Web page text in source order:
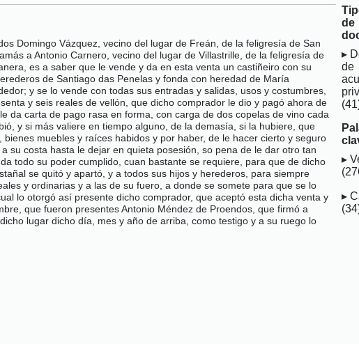
Domingo Vázquez, vecino del lugar de Freán, de la feligresía de San
a Antonio Carnero, vecino del lugar de Villastrille, de la feligresía de
es a saber que le vende y da en esta venta un castiñeiro con su
de Santiago das Penelas y fonda con heredad de María
y se lo vende con todas sus entradas y salidas, usos y costumbres,
y seis reales de vellón, que dicho comprador le dio y pagó ahora de
da carta de pago rasa en forma, con carga de dos copelas de vino cada
y si más valiere en tiempo alguno, de la demasía, si la hubiere, que
muebles y raíces habidos y por haber, de le hacer cierto y seguro
su costa hasta le dejar en quieta posesión, so pena de le dar otro tan
todo su poder cumplido, cuan bastante se requiere, para que de dicho
se quitó y apartó, y a todos sus hijos y herederos, para siempre
y ordinarias y a las de su fuero, a donde se somete para que se lo
lo otorgó así presente dicho comprador, que aceptó esta dicha venta y
que fueron presentes Antonio Méndez de Proendos, que firmó a
lugar dicho día, mes y año de arriba, como testigo y a su ruego lo
de
de